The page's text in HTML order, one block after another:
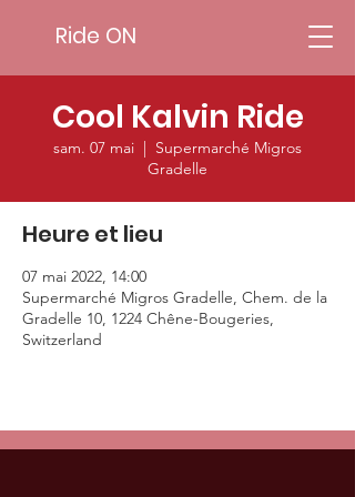
Ride ON
Cool Kalvin Ride
sam. 07 mai
  |
Supermarché Migros
Gradelle
Heure et lieu
07 mai 2022, 14:00
Supermarché Migros Gradelle, Chem. de la
Gradelle 10, 1224 Chêne-Bougeries,
Switzerland